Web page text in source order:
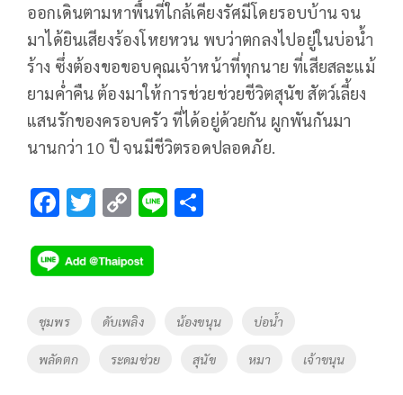
ออกเดินตามหาพื้นที่ใกล้เคียงรัศมีโดยรอบบ้าน จน
มาได้ยินเสียงร้องโหยหวน พบว่าตกลงไปอยู่ในบ่อน้ำ
ร้าง ซึ่งต้องขอขอบคุณเจ้าหน้าที่ทุกนาย ที่เสียสละแม้
ยามค่ำคืน ต้องมาให้การช่วยช่วยชีวิตสุนัข สัตว์เลี้ยง
แสนรักของครอบครัว ที่ได้อยู่ด้วยกัน ผูกพันกันมา
นานกว่า 10 ปี จนมีชีวิตรอดปลอดภัย.
F
e
b
o
o
k
T
tt
er
C
p
y
Li
n
k
Li
Tags
ชุมพร ดับเพลิง น้องขนุน บ่อน้ำ
พลัดตก ระดมช่วย สุนัข หมา เจ้าขนุน